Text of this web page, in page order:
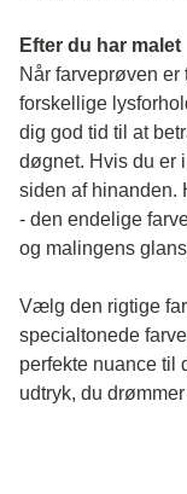
Efter du har malet
Når farveprøven er
forskellige
dig god tid til at
døgnet. Hvis du er
siden af hinanden.
- den endelige
og malingens
Vælg den rigtige
specialtonede
perfekte nuance
udtryk, du drømmer